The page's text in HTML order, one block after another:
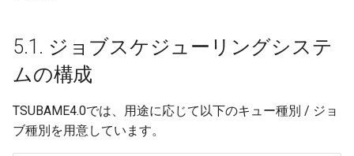
5.2.1.3. ジョブスクリプト
の記述例
5.2.1.3.1. シングルジョ
ブ/GPUジョブ
5.1. ジョブスケジューリングシステ
ムの構成
TSUBAME4.0では、用途に応じて以下のキュー種別 / ジョ
ブ種別を用意しています。